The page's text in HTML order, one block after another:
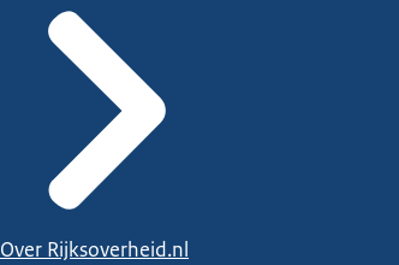
Over Rijksoverheid.nl